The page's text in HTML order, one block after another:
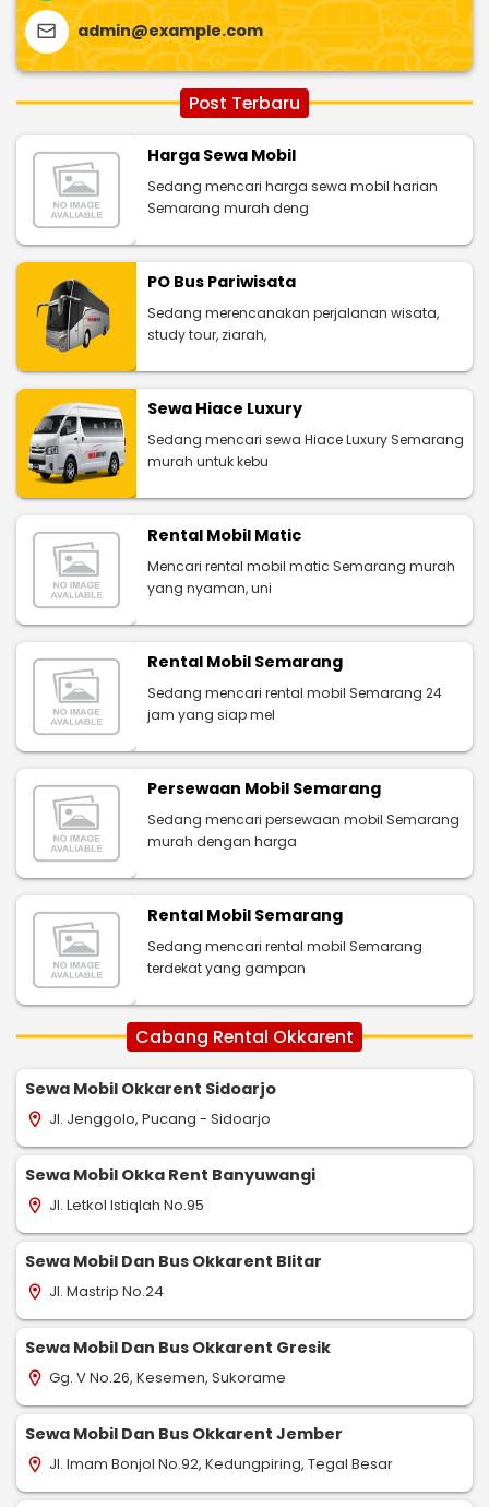
admin@example.com
Post Terbaru
Harga Sewa Mobil
Sedang mencari harga sewa mobil harian
Semarang murah deng
PO Bus Pariwisata
Sedang merencanakan perjalanan wisata,
study tour, ziarah,
Sewa Hiace Luxury
Sedang mencari sewa Hiace Luxury Semarang
murah untuk kebu
Rental Mobil Matic
Mencari rental mobil matic Semarang murah
yang nyaman, uni
Rental Mobil Semarang
Sedang mencari rental mobil Semarang 24
jam yang siap mel
Persewaan Mobil Semarang
Sedang mencari persewaan mobil Semarang
murah dengan harga
Rental Mobil Semarang
Sedang mencari rental mobil Semarang
terdekat yang gampan
Cabang Rental Okkarent
Sewa Mobil Okkarent Sidoarjo
location_on Jl. Jenggolo, Pucang - Sidoarjo
Sewa Mobil Okka Rent Banyuwangi
location_on Jl. Letkol Istiqlah No.95
Sewa Mobil Dan Bus Okkarent Blitar
location_on Jl. Mastrip No.24
Sewa Mobil Dan Bus Okkarent Gresik
location_on Gg. V No.26, Kesemen, Sukorame
Sewa Mobil Dan Bus Okkarent Jember
location_on Jl. Imam Bonjol No.92, Kedungpiring, Tegal Besar